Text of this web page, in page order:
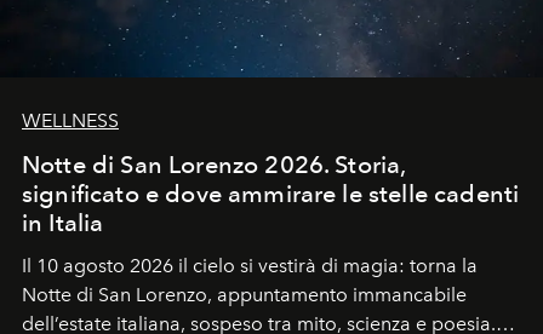
WELLNESS
Notte di San Lorenzo 2026. Storia,
significato e dove ammirare le stelle cadenti
in Italia
Il 10 agosto 2026 il cielo si vestirà di magia: torna la
Notte di San Lorenzo, appuntamento immancabile
dell’estate italiana, sospeso tra mito, scienza e poesia.